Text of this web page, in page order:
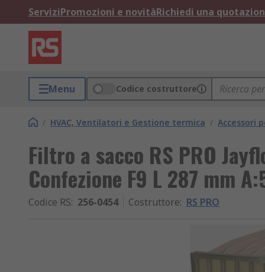
ServiziPromozioni e novitàRichiedi una
Menu Codice costruttore
/ HVAC, Ventilatori e Gestione termica / Accessori
Filtro a sacco RS PRO
Confezione F9 L 287 mm
Codice RS: 256-0454 Costruttore: RS PRO